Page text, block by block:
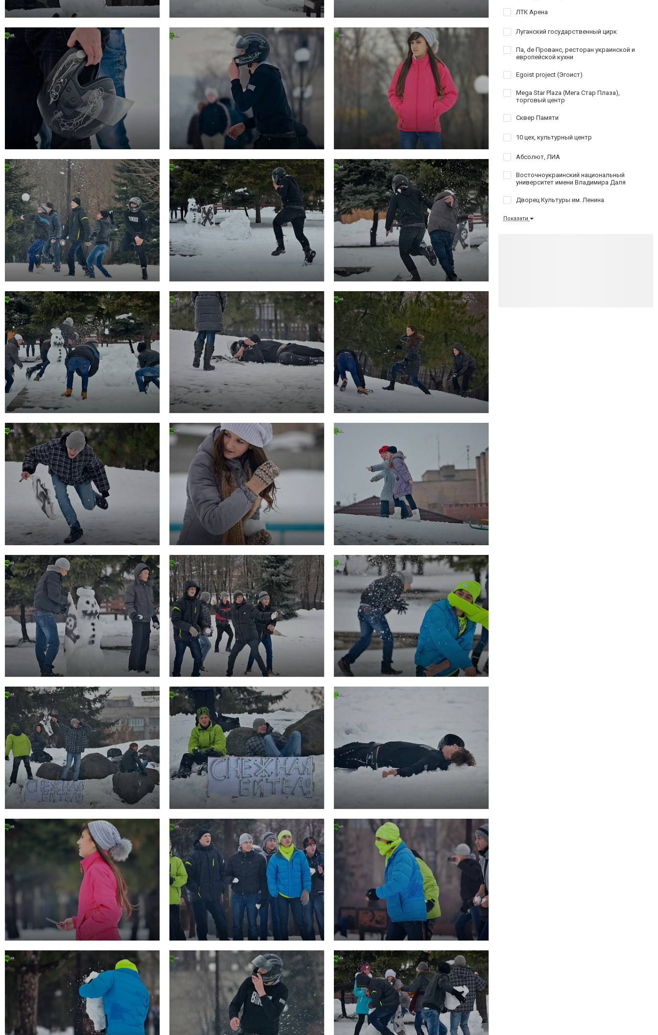
ЛТК Арена
Луганский государственный цирк
Па, de Прованс, ресторан украинской и
европейской кухни
Egoist project (Эгоист)
Mega Star Plaza (Мега Стар Плаза),
торговый центр
Сквер Памяти
10 цех, культурный центр
Абсолют, ЛИА
Восточноукраинский национальный
университет имени Владимира Даля
Дворец Культуры им. Ленина
Показати